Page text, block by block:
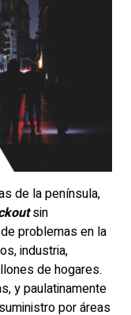
de la península,
sin
problemas en la
industria,
de hogares.
y paulatinamente
por áreas